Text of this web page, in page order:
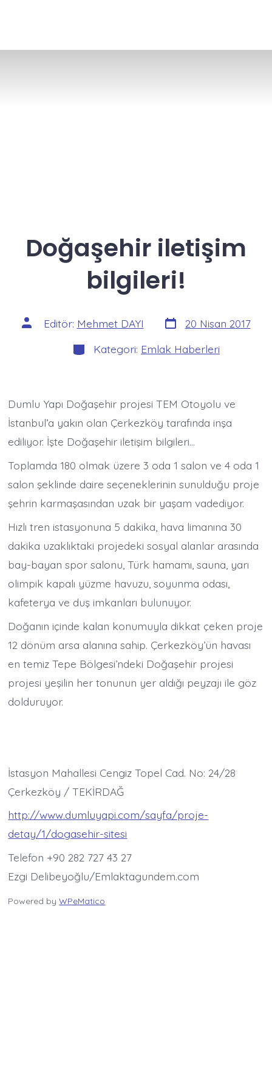
Doğaşehir iletişim
bilgileri!
Yazının
yazarı
Editör: Mehmet DAYI Yazı
tarihi
20 Nisan 2017
Kategoriler
Kategori: Emlak Haberleri
Dumlu Yapı Doğaşehir projesi TEM Otoyolu ve
İstanbul’a yakın olan Çerkezköy tarafında inşa
ediliyor. İşte Doğaşehir iletişim bilgileri…
Toplamda 180 olmak üzere 3 oda 1 salon ve 4 oda 1
salon şeklinde daire seçeneklerinin sunulduğu proje
şehrin karmaşasından uzak bir yaşam vadediyor.
Hızlı tren istasyonuna 5 dakika, hava limanına 30
dakika uzaklıktaki projedeki sosyal alanlar arasında
bay-bayan spor salonu, Türk hamamı, sauna, yarı
olimpik kapalı yüzme havuzu, soyunma odası,
kafeterya ve duş imkanları bulunuyor.
Doğanın içinde kalan konumuyla dikkat çeken proje
12 dönüm arsa alanına sahip. Çerkezköy’ün havası
en temiz Tepe Bölgesi’ndeki Doğaşehir projesi
projesi yeşilin her tonunun yer aldığı peyzajı ile göz
dolduruyor.
İstasyon Mahallesi Cengiz Topel Cad. No: 24/28
Çerkezköy / TEKİRDAĞ
http://www.dumluyapi.com/sayfa/proje-
detay/1/dogasehir-sitesi
Telefon +90 282 727 43 27
Ezgi Delibeyoğlu/Emlaktagundem.com
Powered byWPeMatico